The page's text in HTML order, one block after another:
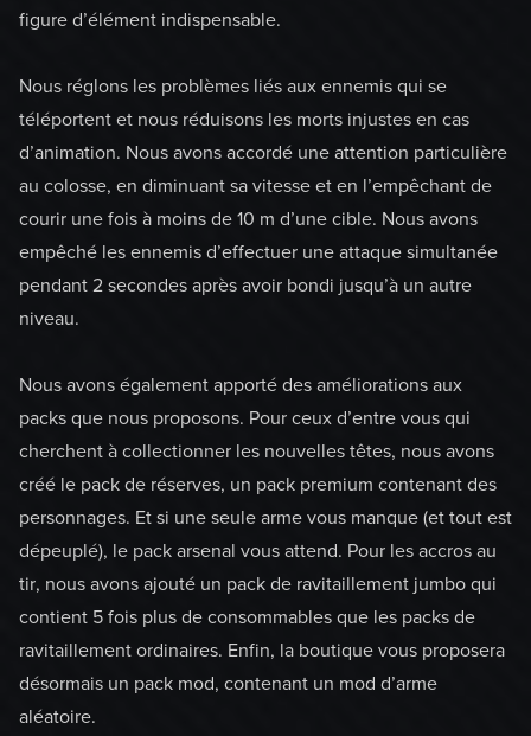
figure d’élément indispensable.
Nous réglons les problèmes liés aux ennemis qui se
téléportent et nous réduisons les morts injustes en cas
d’animation. Nous avons accordé une attention particulière
au colosse, en diminuant sa vitesse et en l’empêchant de
courir une fois à moins de 10 m d’une cible. Nous avons
empêché les ennemis d’effectuer une attaque simultanée
pendant 2 secondes après avoir bondi jusqu’à un autre
niveau.
Nous avons également apporté des améliorations aux
packs que nous proposons. Pour ceux d’entre vous qui
cherchent à collectionner les nouvelles têtes, nous avons
créé le pack de réserves, un pack premium contenant des
personnages. Et si une seule arme vous manque (et tout est
dépeuplé), le pack arsenal vous attend. Pour les accros au
tir, nous avons ajouté un pack de ravitaillement jumbo qui
contient 5 fois plus de consommables que les packs de
ravitaillement ordinaires. Enfin, la boutique vous proposera
désormais un pack mod, contenant un mod d’arme
aléatoire.